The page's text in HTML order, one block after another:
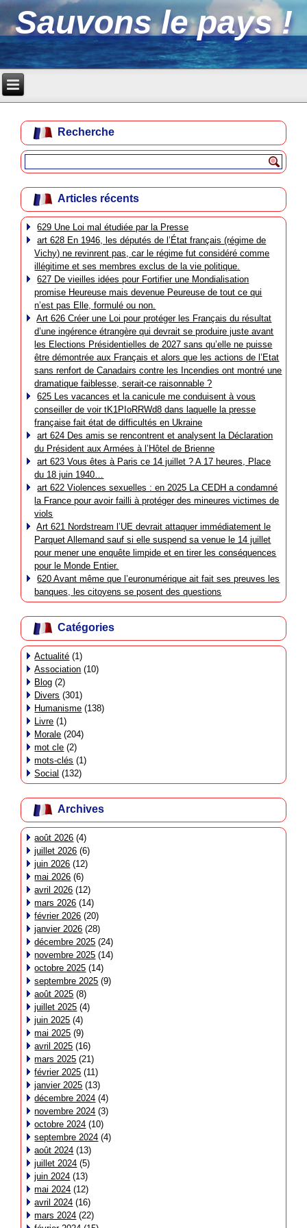
Sauvons le pays !
Recherche
Articles récents
629 Une Loi mal étudiée par la Presse
art 628 En 1946, les députés de l’État français (régime de
Vichy) ne revinrent pas, car le régime fut considéré comme
illégitime et ses membres exclus de la vie politique.
627 De vieilles idées pour Fortifier une Mondialisation
promise Heureuse mais devenue Peureuse de tout ce qui
n’est pas Elle, formulé ou non.
Art 626 Créer une Loi pour protéger les Français du résultat
d’une ingérence étrangère qui devrait se produire juste avant
les Elections Présidentielles de 2027 sans qu’elle ne puisse
être démontrée aux Français et alors que les actions de l’Etat
sans renfort de Canadairs contre les Incendies ont montré une
dramatique faiblesse, serait-ce raisonnable ?
625 Les vacances et la canicule me conduisent à vous
conseiller de voir tK1PIoRRWd8 dans laquelle la presse
française fait état de difficultés en Ukraine
art 624 Des amis se rencontrent et analysent la Déclaration
du Président aux Armées à l’Hôtel de Brienne
art 623 Vous êtes à Paris ce 14 juillet ? A 17 heures, Place
du 18 juin 1940…
art 622 Violences sexuelles : en 2025 La CEDH a condamné
la France pour avoir failli à protéger des mineures victimes de
viols
Art 621 Nordstream l’UE devrait attaquer immédiatement le
Parquet Allemand sauf si elle suspend sa venue le 14 juillet
pour mener une enquête limpide et en tirer les conséquences
pour le Monde Entier.
620 Avant même que l’euronumérique ait fait ses preuves les
banques, les citoyens se posent des questions
Catégories
Actualité (1)
Association (10)
Blog (2)
Divers (301)
Humanisme (138)
Livre (1)
Morale (204)
mot cle (2)
mots-clés (1)
Social (132)
Archives
août 2026 (4)
juillet 2026 (6)
juin 2026 (12)
mai 2026 (6)
avril 2026 (12)
mars 2026 (14)
février 2026 (20)
janvier 2026 (28)
décembre 2025 (24)
novembre 2025 (14)
octobre 2025 (14)
septembre 2025 (9)
août 2025 (8)
juillet 2025 (4)
juin 2025 (4)
mai 2025 (9)
avril 2025 (16)
mars 2025 (21)
février 2025 (11)
janvier 2025 (13)
décembre 2024 (4)
novembre 2024 (3)
octobre 2024 (10)
septembre 2024 (4)
août 2024 (13)
juillet 2024 (5)
juin 2024 (13)
mai 2024 (12)
avril 2024 (16)
mars 2024 (22)